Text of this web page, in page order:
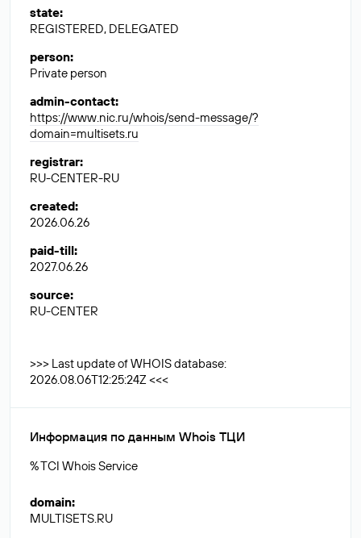
state:
REGISTERED, DELEGATED
person:
Private person
admin-contact:
https://www.nic.ru/whois/send-message/?
domain=multisets.ru
registrar:
RU-CENTER-RU
created:
2026.06.26
paid-till:
2027.06.26
source:
RU-CENTER
>>> Last update of WHOIS database:
2026.08.06T12:25:24Z <<<
Информация по данным Whois ТЦИ
% TCI Whois Service
domain:
MULTISETS.RU